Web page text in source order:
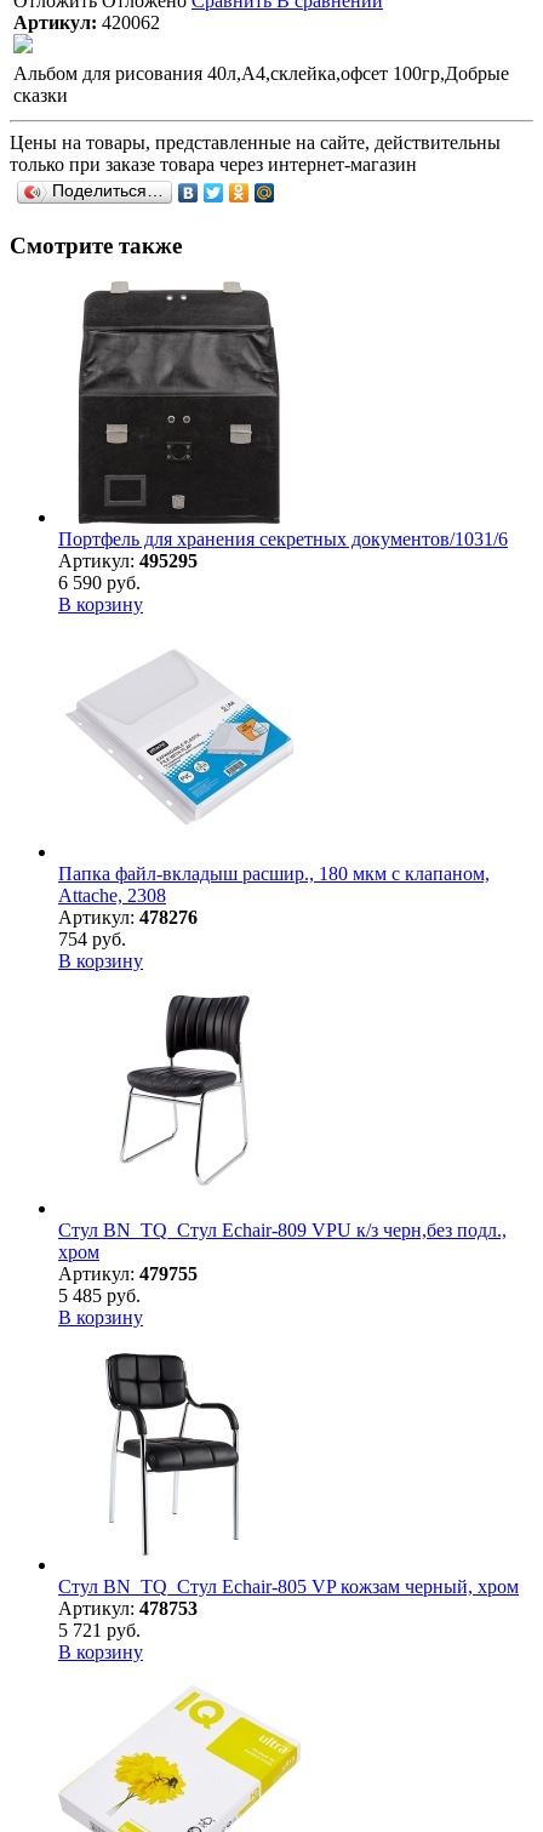
Артикул: 420062
Альбом для рисования 40л,А4,склейка,офсет 100гр,Добрые
сказки
Цены на товары, представленные на сайте, действительны
только при заказе товара через интернет-магазин
Поделиться…
Смотрите также
Портфель для хранения секретных документов/1031/6
Артикул: 495295
6 590 руб.
В корзину
Папка файл-вкладыш расшир., 180 мкм с клапаном,
Attache, 2308
Артикул: 478276
754 руб.
В корзину
Стул BN_TQ_Стул Echair-809 VPU к/з черн,без подл.,
хром
Артикул: 479755
5 485 руб.
В корзину
Стул BN_TQ_Стул Echair-805 VP кожзам черный, хром
Артикул: 478753
5 721 руб.
В корзину